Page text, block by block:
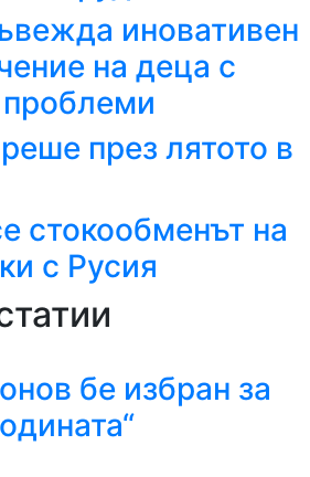
иновативен
на деца с
през лятото в
стокообменът на
с Русия
бе избран за